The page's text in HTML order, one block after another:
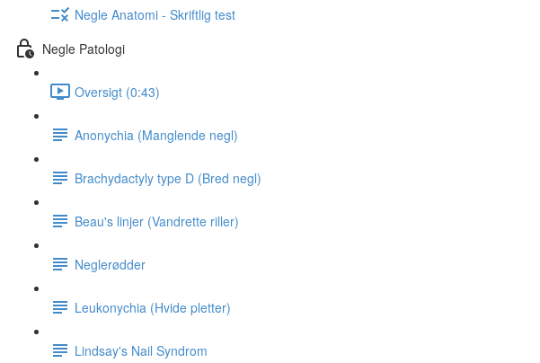
Negle Anatomi - Skriftlig test
Negle Patologi
Oversigt (0:43)
Anonychia (Manglende negl)
Brachydactyly type D (Bred negl)
Beau's linjer (Vandrette riller)
Neglerødder
Leukonychia (Hvide pletter)
Lindsay's Nail Syndrom